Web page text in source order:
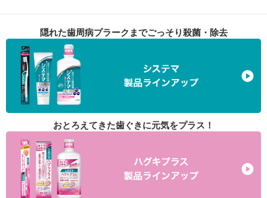
隠れた歯周病プラークまでごっそり殺菌・除去
おとろえてきた歯ぐきに元気をプラス！